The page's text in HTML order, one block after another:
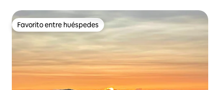
Favorito entre huéspedes
Favorito entre huéspedes